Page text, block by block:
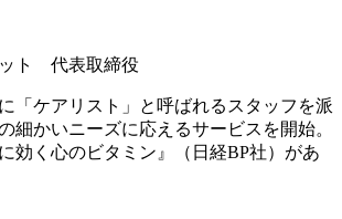
ト 代表取締役
「ケアリスト」と呼ばれるスタッフを派
細かいニーズに応えるサービスを開始。
効く心のビタミン』（日経BP社）があ